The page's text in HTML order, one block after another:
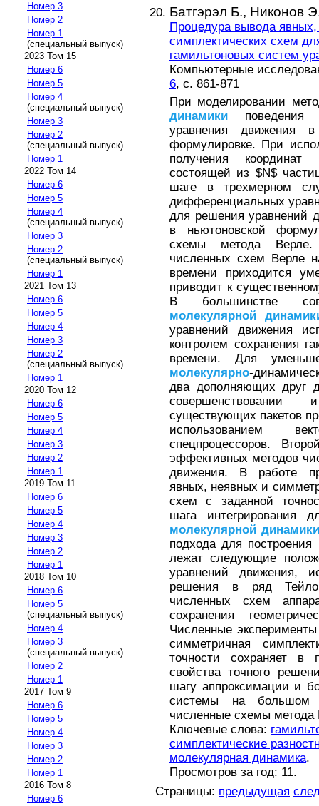
Номер 3
Номер 2
Номер 1
(специальный выпуск)
2023 Том 15
Номер 6
Номер 5
Номер 4
(специальный выпуск)
Номер 3
Номер 2
(специальный выпуск)
Номер 1
2022 Том 14
Номер 6
Номер 5
Номер 4
(специальный выпуск)
Номер 3
Номер 2
(специальный выпуск)
Номер 1
2021 Том 13
Номер 6
Номер 5
Номер 4
Номер 3
Номер 2
(специальный выпуск)
Номер 1
2020 Том 12
Номер 6
Номер 5
Номер 4
Номер 3
Номер 2
Номер 1
2019 Том 11
Номер 6
Номер 5
Номер 4
Номер 3
Номер 2
Номер 1
2018 Том 10
Номер 6
Номер 5
(специальный выпуск)
Номер 4
Номер 3
(специальный выпуск)
Номер 2
Номер 1
2017 Том 9
Номер 6
Номер 5
Номер 4
Номер 3
Номер 2
Номер 1
2016 Том 8
Номер 6
Батгэрэл Б., Никонов
Процедура вывода
симплектических схем
гамильтоновых систем
Компьютерные
6, с. 861-871
При моделировании
динамики поведения
уравнения движения
формулировке. При
получения
состоящей из $N$
шаге в трехмерном
дифференциальных
для решения уравнений
в ньютоновской
схемы метода Верле.
численных схем Верле
времени приходится
приводит к
В большинстве
молекулярной
уравнений движения
контролем сохранения
времени. Для
молекулярно-
два дополняющих друг
существующих пакетов
использованием
спецпроцессоров.
эффективных методов
движения. В работе
явных, неявных и
схем с заданной
шага интегрирования
молекулярной динамики
подхода для
лежат следующие
уравнений движения,
решения в ряд
численных схем
сохранения
Численные
симметричная
точности сохраняет в
свойства точного
шагу аппроксимации и
системы на большом
численные схемы метода
Ключевые слова:
симплектические
молекулярная динамика.
Просмотров за год: 11.
Страницы: предыдущая